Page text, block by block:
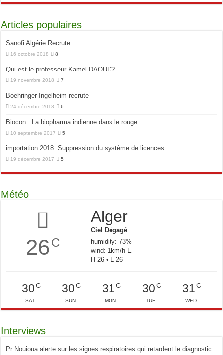
Articles populaires
Sanofi Algérie Recrute
16 octobre 2018 8
Qui est le professeur Kamel DAOUD?
19 novembre 2018 7
Boehringer Ingelheim recrute
24 décembre 2018 6
Biocon : La biopharma indienne dans le rouge.
10 septembre 2017 5
importation 2018: Suppression du système de licences
19 décembre 2017 5
Météo
26C
Alger
Ciel Dégagé
humidity: 73%
wind: 1km/h E
H 26 • L 26
30C
SAT
30 C
SUN
31C
MON
30C
TUE
31 C
WED
Interviews
Pr Nouioua alerte sur les signes respiratoires qui retardent le diagnostic.